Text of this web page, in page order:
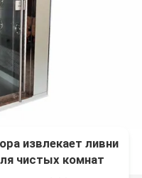
извлекает ливни
чистых комнат